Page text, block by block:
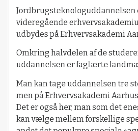
Jordbrugsteknologuddannelsen
videregående
udbydes på Erhvervsakademi
Omkring halvdelen af de
uddannelsen er faglærte
Man kan tage uddannelsen tre
men på Erhvervsakademi
Det er også her, man som det
kan vælge mellem forskellige